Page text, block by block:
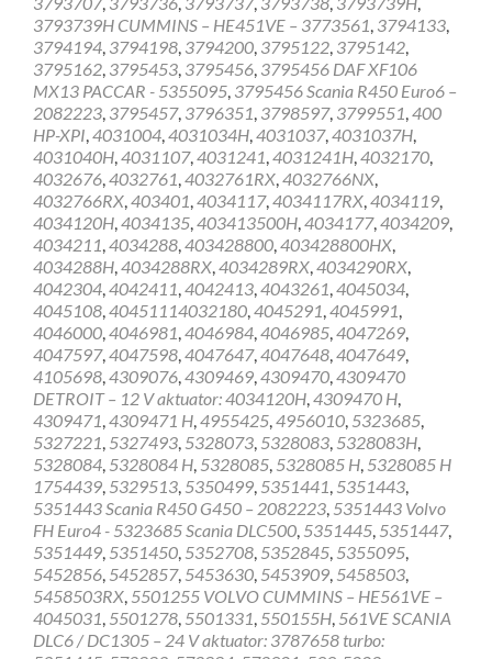
3793739H CUMMINS – HE451VE – 3773561, 3794133,
3794194, 3794198, 3794200, 3795122, 3795142,
3795162, 3795453, 3795456, 3795456 DAF XF106
MX13 PACCAR - 5355095, 3795456 Scania R450 Euro6 –
2082223, 3795457, 3796351, 3798597, 3799551,400
HP-XPI,4031004,4031034H,4031037,4031037H,
4031040H,4031107,4031241,4031241H,4032170,
4032676,4032761,4032761RX,4032766NX,
4032766RX,403401,4034117,4034117RX,4034119,
4034120H,4034135,403413500H,4034177,4034209,
4034211,4034288,403428800,403428800HX,
4034288H,4034288RX,4034289RX,4034290RX,
4042304,4042411,4042413,4043261,4045034,
4045108,40451114032180,4045291,4045991,
4046000,4046981,4046984,4046985,4047269,
4047597,4047598,4047647,4047648,4047649,
4105698,4309076,4309469,4309470,4309470
DETROIT – 12 V aktuator: 4034120H,4309470 H,
4309471,4309471 H,4955425,4956010, 5323685,
5327221, 5327493, 5328073, 5328083, 5328083H,
5328084, 5328084 H, 5328085, 5328085 H, 5328085 H
1754439, 5329513, 5350499, 5351441, 5351443,
5351443 Scania R450 G450 – 2082223, 5351443 Volvo
FH Euro4 - 5323685 Scania DLC500, 5351445, 5351447,
5351449, 5351450, 5352708, 5352845, 5355095,
5452856, 5452857, 5453630, 5453909, 5458503,
5458503RX, 5501255 VOLVO CUMMINS – HE561VE –
4045031, 5501278, 5501331, 550155H, 561VE SCANIA
DLC6 / DC1305 – 24 V aktuator: 3787658 turbo: